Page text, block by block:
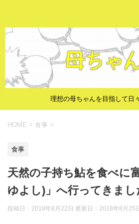
理想の母ちゃんを目指して日
HOME > 食事 >
食事
天然の子持ち鮎を食べに
ゆよし)」へ行ってきまし
投稿日：2018年8月22日 更新日： 2018年8月25